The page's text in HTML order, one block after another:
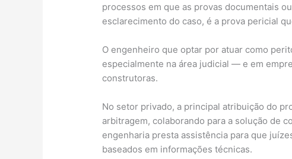
processos em que as provas documentais
esclarecimento do caso, é a prova pericial
O engenheiro que optar por atuar como
especialmente na área judicial — e em
construtoras.
No setor privado, a principal atribuição do
arbitragem, colaborando para a solução de
engenharia presta assistência para que
baseados em informações técnicas.